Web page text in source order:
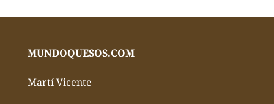
MUNDOQUESOS.COM
Martí Vicente